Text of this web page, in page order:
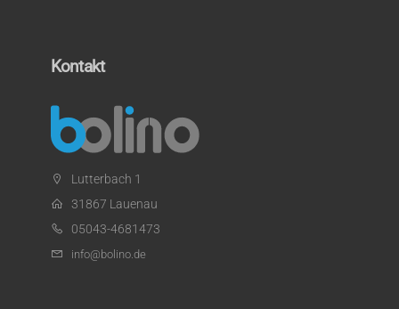
Kontakt
Lutterbach 1
31867 Lauenau
05043-4681473
info@bolino.de